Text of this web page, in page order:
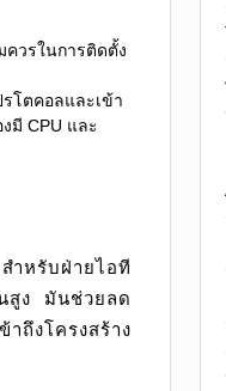
ควรในการติดตั้ง
โตคอลและเข้า
มี CPU และ
ำหรับฝ่ายไอที
สูง มันช่วยลด
ถึงโครงสร้าง